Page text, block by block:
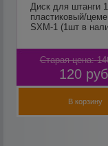
Диск для штанги
пластиковый/
SXM-1 (1шт в
Старая цена:
120
В корзину